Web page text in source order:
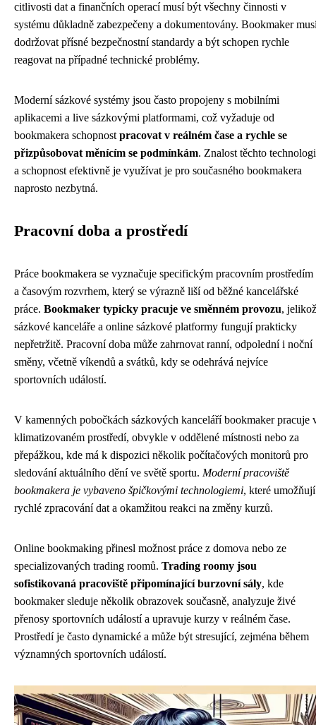
citlivosti dat a finančních operací musí být všechny činnosti v
systému důkladně zabezpečeny a dokumentovány. Bookmaker
dodržovat přísné bezpečnostní standardy a být schopen rychle
reagovat na případné technické problémy.
Moderní sázkové systémy jsou často propojeny s mobilními
aplikacemi a live sázkovými platformami, což vyžaduje od
bookmakera schopnost pracovat v reálném čase a rychle se
přizpůsobovat měnícím se podmínkám. Znalost těchto
a schopnost efektivně je využívat je pro současného bookmakera
naprosto nezbytná.
Pracovní doba a prostředí
Práce bookmakera se vyznačuje specifickým pracovním prostředím
a časovým rozvrhem, který se výrazně liší od běžné kancelářské
práce. Bookmaker typicky pracuje ve směnném provozu, jelikož
sázkové kanceláře a online sázkové platformy fungují prakticky
nepřetržitě. Pracovní doba může zahrnovat ranní, odpolední i noční
směny, včetně víkendů a svátků, kdy se odehrává nejvíce
sportovních událostí.
V kamenných pobočkách sázkových kanceláří bookmaker pracuje
klimatizovaném prostředí, obvykle v oddělené místnosti nebo za
přepážkou, kde má k dispozici několik počítačových monitorů pro
sledování aktuálního dění ve světě sportu. Moderní pracoviště
bookmakera je vybaveno špičkovými technologiemi, které umožňují
rychlé zpracování dat a okamžitou reakci na změny kurzů.
Online bookmaking přinesl možnost práce z domova nebo ze
specializovaných trading roomů. Trading roomy jsou
sofistikovaná pracoviště připomínající burzovní sály, kde
bookmaker sleduje několik obrazovek současně, analyzuje živé
přenosy sportovních událostí a upravuje kurzy v reálném čase.
Prostředí je často dynamické a může být stresující, zejména během
významných sportovních událostí.